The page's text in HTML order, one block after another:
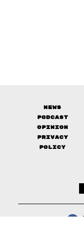
News
Podcast
Opinion
Privacy
Policy